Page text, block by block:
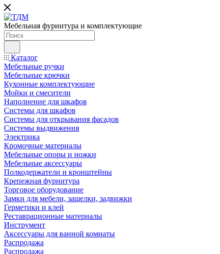
Мебельная фурнитура и комплектующие
Каталог
Мебельные ручки
Мебельные крючки
Кухонные комплектующие
Мойки и смесители
Наполнение для шкафов
Cистемы для шкафов
Системы для открывания фасадов
Системы выдвижения
Электрика
Кромочные материалы
Мебельные опоры и ножки
Мебельные аксессуары
Полкодержатели и кронштейны
Крепежная фурнитура
Торговое оборудование
Замки для мебели, защелки, задвижки
Герметики и клей
Реставрационные материалы
Инструмент
Аксессуары для ванной комнаты
Распродажа
Распродажа